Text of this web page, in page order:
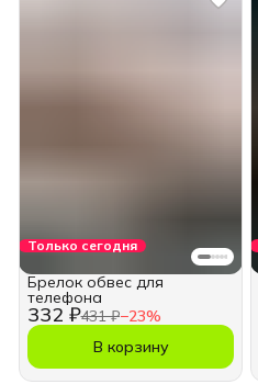
Только сегодня
332 ₽431 ₽−23%
Брелок обвес для
телефона
В корзину